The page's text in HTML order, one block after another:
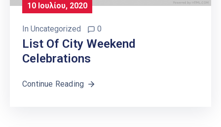
10 Ιουλίου, 2020
In Uncategorized 0
List Of City Weekend
Celebrations
Continue Reading